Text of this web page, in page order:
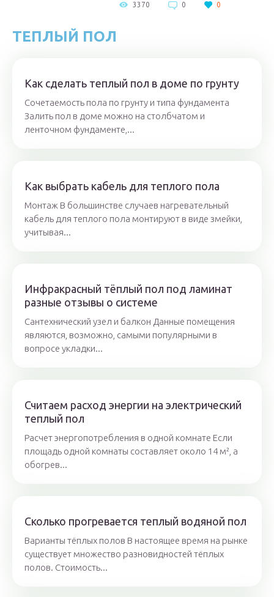
3370 0 0
ТЕПЛЫЙ ПОЛ
Как сделать теплый пол в доме по грунту
Сочетаемость пола по грунту и типа фундамента
Залить пол в доме можно на столбчатом и
ленточном фундаменте,...
Как выбрать кабель для теплого пола
Монтаж В большинстве случаев нагревательный
кабель для теплого пола монтируют в виде змейки,
учитывая...
Инфракрасный тёплый пол под ламинат
разные отзывы о системе
Сантехнический узел и балкон Данные помещения
являются, возможно, самыми популярными в
вопросе укладки...
Считаем расход энергии на электрический
теплый пол
Расчет энергопотребления в одной комнате Если
площадь одной комнаты составляет около 14 м², а
обогрев...
Сколько прогревается теплый водяной пол
Варианты тёплых полов В настоящее время на рынке
существует множество разновидностей тёплых
полов. Стоимость...